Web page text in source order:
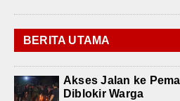
BERITA UTAMA
Akses Jalan ke
Diblokir Warga